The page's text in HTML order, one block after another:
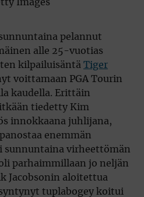
pelannut
alle 25-vuotias
kilpailuisäntä Tiger
voittamaan PGA Tourin
kaudella. Erittäin
tiedetty Kim
innokkaana juhlijana,
enemmän
sunnuntaina virheettömän
parhaimmillaan jo neljän
Jacobsonin aloitettua
tuplabogey koitui